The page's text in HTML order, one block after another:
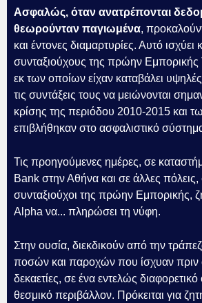
Ασφαλώς, όταν ανατρέπονται
θεωρούνταν παγιωμένα,
και έντονες διαμαρτυρίες. Αυτό ισχύει
συνταξιούχους της πρώην Εμπορικής
εκ των οποίων είχαν καταβάλει
τις συντάξεις τους να μειώνονται
κρίσης της περιόδου 2010-2015 και
επιβλήθηκαν στο ασφαλιστικό
Τις προηγούμενες ημέρες, σε
Bank στην Αθήνα και σε άλλες
συνταξιούχοι της πρώην Εμπορικής,
Alpha να... πληρώσει τη νύφη.
Στην ουσία, διεκδικούν από την
ποσών και παροχών που ίσχυαν πριν
δεκαετίες, σε ένα εντελώς διαφορετικό
θεσμικό περιβάλλον. Πρόκειται για